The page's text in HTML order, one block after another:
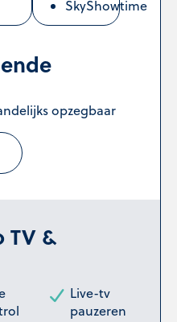
SkyShowtime
opzegbaar
&
Live-tv
pauzeren